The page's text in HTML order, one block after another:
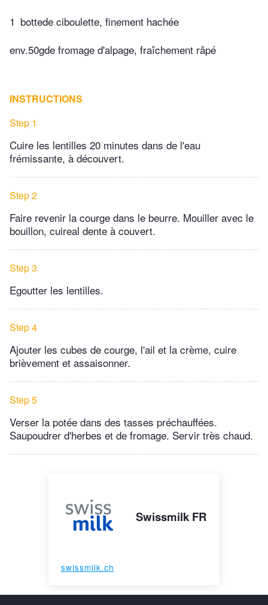
1 bottede ciboulette, finement hachée
env.50gde fromage d'alpage, fraîchement râpé
INSTRUCTIONS
Step 1
Cuire les lentilles 20 minutes dans de l'eau
frémissante, à découvert.
Step 2
Faire revenir la courge dans le beurre. Mouiller avec le
bouillon, cuireal dente à couvert.
Step 3
Egoutter les lentilles.
Step 4
Ajouter les cubes de courge, l'ail et la crème, cuire
brièvement et assaisonner.
Step 5
Verser la potée dans des tasses préchauffées.
Saupoudrer d'herbes et de fromage. Servir très chaud.
Swissmilk FR
swissmilk.ch